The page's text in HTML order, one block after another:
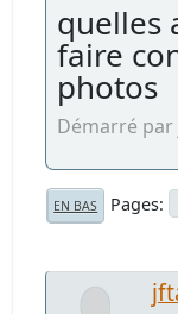
quelles
faire
photos
Démarré par
EN BAS Pages